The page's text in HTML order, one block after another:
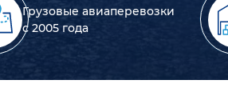
Грузовые авиаперевозки
с 2005 года